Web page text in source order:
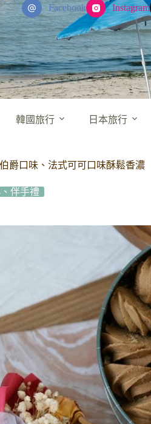
Facebook Instagram
韓國旅行 日本旅行
爵口味、法式可可口味酥鬆香濃
伴手禮